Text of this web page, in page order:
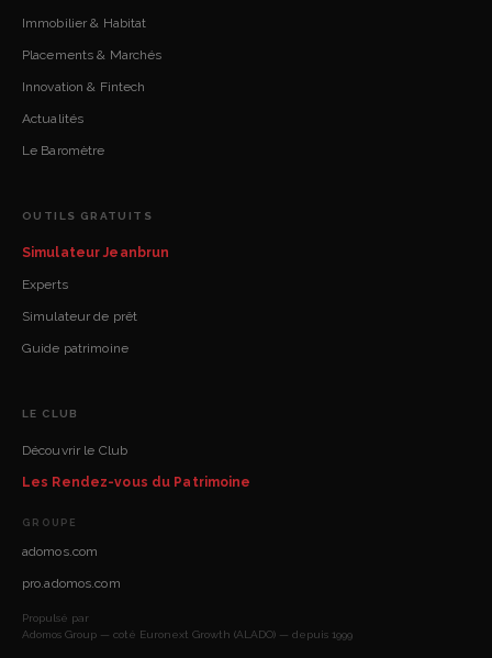
Immobilier & Habitat
Placements & Marchés
Innovation & Fintech
Actualités
Le Baromètre
OUTILS GRATUITS
Simulateur Jeanbrun
Experts
Simulateur de prêt
Guide patrimoine
LE CLUB
Découvrir le Club
Les Rendez-vous du Patrimoine
GROUPE
adomos.com
pro.adomos.com
Propulsé par
Adomos Group — coté Euronext Growth (ALADO) — depuis 1999